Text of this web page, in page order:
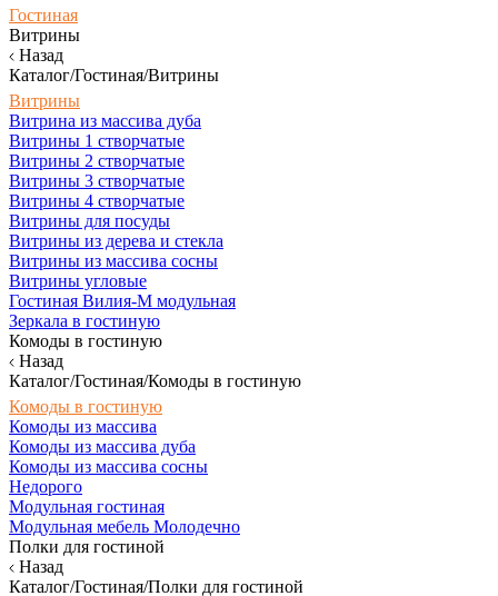
Гостиная
Витрины
Назад
Каталог/Гостиная/Витрины
Витрины
Витрина из массива дуба
Витрины 1 створчатые
Витрины 2 створчатые
Витрины 3 створчатые
Витрины 4 створчатые
Витрины для посуды
Витрины из дерева и стекла
Витрины из массива сосны
Витрины угловые
Гостиная Вилия-М модульная
Зеркала в гостиную
Комоды в гостиную
Назад
Каталог/Гостиная/Комоды в гостиную
Комоды в гостиную
Комоды из массива
Комоды из массива дуба
Комоды из массива сосны
Недорого
Модульная гостиная
Модульная мебель Молодечно
Полки для гостиной
Назад
Каталог/Гостиная/Полки для гостиной